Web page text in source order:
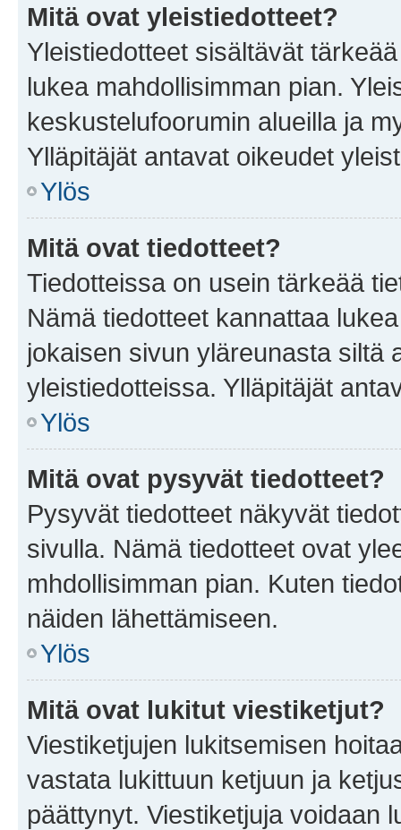
Mitä ovat yleistiedotteet?
Yleistiedotteet sisältävät
lukea mahdollisimman pian.
keskustelufoorumin alueilla ja
Ylläpitäjät antavat oikeudet
Ylös
Mitä ovat tiedotteet?
Tiedotteissa on usein tärkeää
Nämä tiedotteet kannattaa
jokaisen sivun yläreunasta siltä
yleistiedotteissa. Ylläpitäjät
Ylös
Mitä ovat pysyvät tiedotteet?
Pysyvät tiedotteet näkyvät
sivulla. Nämä tiedotteet ovat
mhdollisimman pian. Kuten
näiden lähettämiseen.
Ylös
Mitä ovat lukitut viestiketjut?
Viestiketjujen lukitsemisen
vastata lukittuun ketjuun ja
päättynyt. Viestiketjuja voidaan